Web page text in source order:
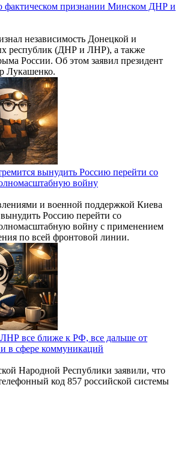
фактическом признании Минском ДНР и
независимость Донецкой и
республик (ДНР и ЛНР), а также
России. Об этом заявил президент
Лукашенко.
вынудить Россию перейти со
войну
и военной поддержкой Киева
Россию перейти со
войну с применением
по всей фронтовой линии.
все ближе к РФ, все дальше от
в сфере коммуникаций
Народной Республики заявили, что
код 857 российской системы